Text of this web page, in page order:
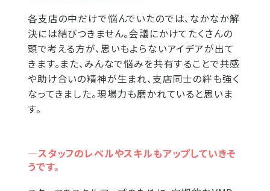
各支店の中だけで悩んでいたのでは、なかなか解
決には結びつきません。会議にかけてたくさんの
頭で考える方が、思いもよらないアイデアが出て
きます。また、みんなで悩みを共有することで共感
や助け合いの精神が生まれ、支店同士の絆も強く
なってきました。現場力も磨かれていると思いま
す。
―スタッフのレベルやスキルもアップしていきそ
うです。